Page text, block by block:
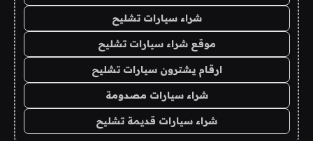
شراء سيارات تشليح
موقع شراء سيارات تشليح
ارقام يشترون سيارات تشليح
شراء سيارات مصدومة
شراء سيارات قديمة تشليح